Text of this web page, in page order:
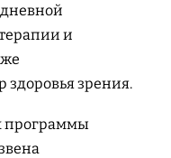
и
зрения.
программы